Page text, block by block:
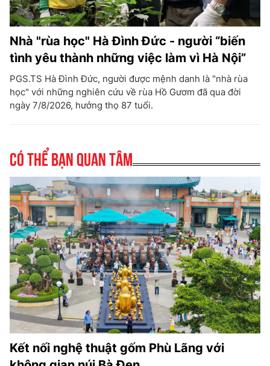
Nhà "rùa học" Hà Đình Đức - người “biến
tình yêu thành những việc làm vì Hà Nội”
PGS.TS Hà Đình Đức, người được mệnh danh là "nhà rùa
học" với những nghiên cứu về rùa Hồ Gươm đã qua đời
ngày 7/8/2026, hưởng thọ 87 tuổi.
Có thể bạn quan tâm
Kết nối nghệ thuật gốm Phù Lãng với